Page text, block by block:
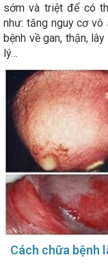
sớm và triệt để có
như: tăng nguy cơ
bệnh về gan, thận,
lý…
Cách chữa bệnh